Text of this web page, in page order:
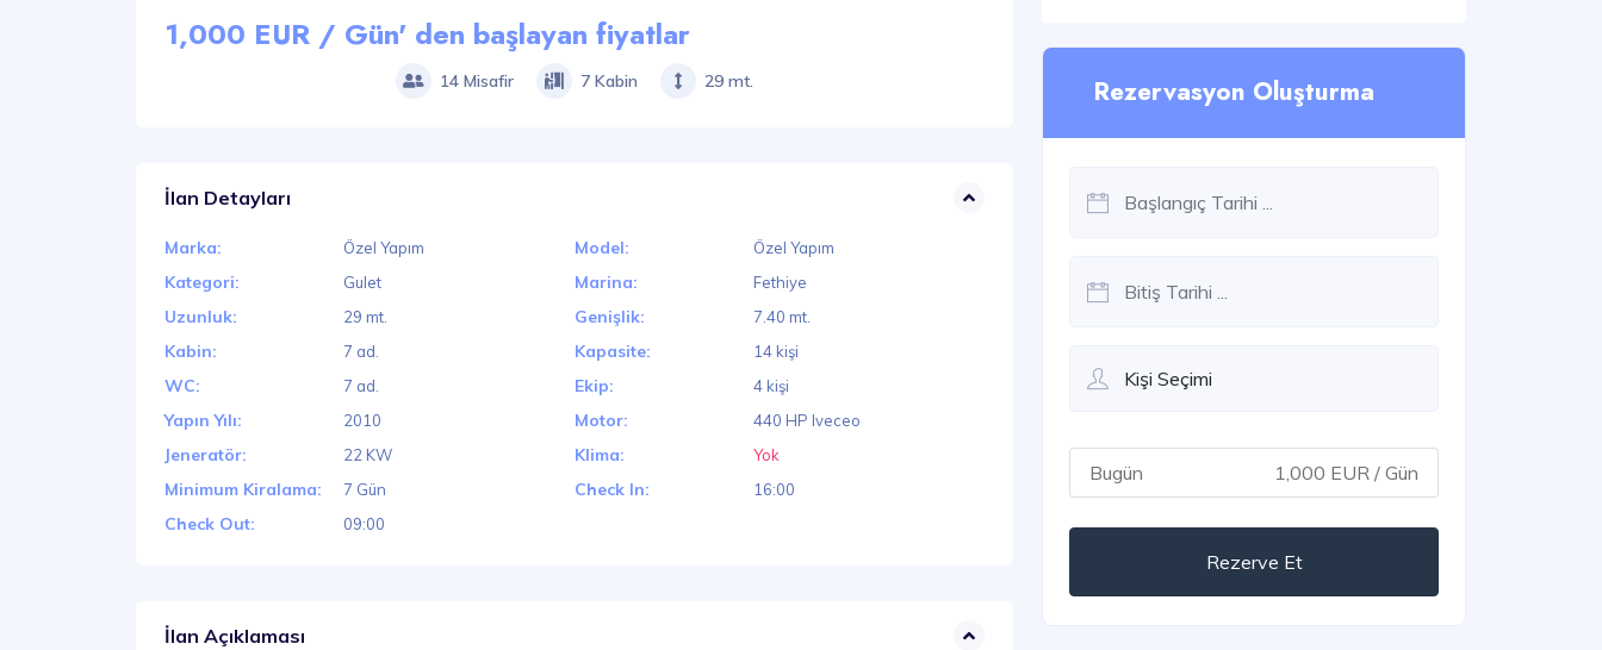
1,000 EUR / Gün' den başlayan fiyatlar
14 Misafir 7 Kabin 29 mt.
İlan Detayları
Marka: Özel Yapım Model: Özel Yapım
Kategori: Gulet Marina: Fethiye
Uzunluk: 29 mt. Genişlik: 7.40 mt.
Kabin: 7 ad. Kapasite: 14 kişi
WC: 7 ad. Ekip: 4 kişi
Yapın Yılı: 2010 Motor: 440 HP Iveceo
Jeneratör: 22 KW Klima: Yok
Minimum Kiralama: 7 Gün Check In: 16:00
Check Out: 09:00
İlan Açıklaması
Rezervasyon Oluşturma
Bugün 1,000 EUR / Gün
Rezerve Et